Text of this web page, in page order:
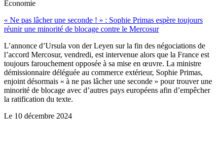
Économie
« Ne pas lâcher une seconde ! » : Sophie Primas espère toujours
réunir une minorité de blocage contre le Mercosur
L’annonce d’Ursula von der Leyen sur la fin des négociations de
l’accord Mercosur, vendredi, est intervenue alors que la France est
toujours farouchement opposée à sa mise en œuvre. La ministre
démissionnaire déléguée au commerce extérieur, Sophie Primas,
enjoint désormais « à ne pas lâcher une seconde » pour trouver une
minorité de blocage avec d’autres pays européens afin d’empêcher
la ratification du texte.
Le 10 décembre 2024